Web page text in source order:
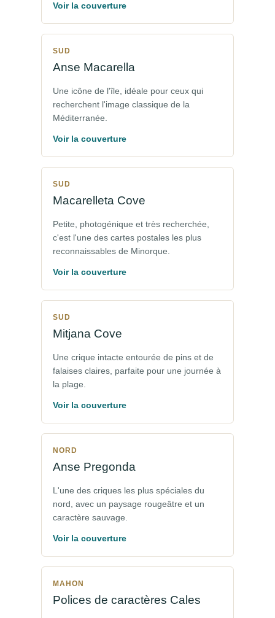
Voir la couverture
SUD
Anse Macarella
Une icône de l'île, idéale pour ceux qui
recherchent l'image classique de la
Méditerranée.
Voir la couverture
SUD
Macarelleta Cove
Petite, photogénique et très recherchée,
c'est l'une des cartes postales les plus
reconnaissables de Minorque.
Voir la couverture
SUD
Mitjana Cove
Une crique intacte entourée de pins et de
falaises claires, parfaite pour une journée à
la plage.
Voir la couverture
NORD
Anse Pregonda
L'une des criques les plus spéciales du
nord, avec un paysage rougeâtre et un
caractère sauvage.
Voir la couverture
MAHON
Polices de caractères Cales